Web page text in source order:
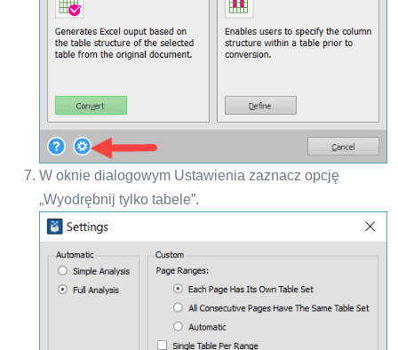
W oknie dialogowym Ustawienia zaznacz opcję
„Wyodrębnij tylko tabele”.